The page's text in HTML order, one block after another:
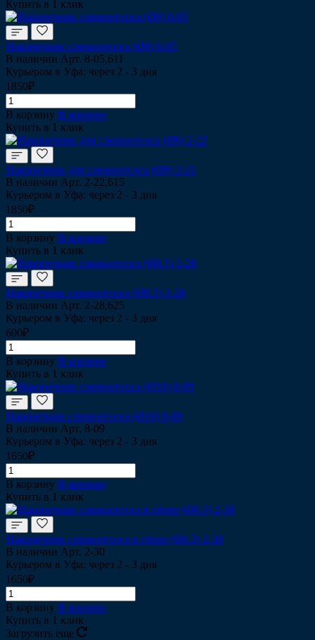
Купить в 1 клик
Наконечник слюноотсоса (Ø8) 8-05
В наличии Арт. 8-05,611
Курьером в Уфа: через 2 - 3 дня
1850₽
В корзину В корзине
Купить в 1 клик
Наконечник для слюноотсоса (Ø8) 2-22
В наличии Арт. 2-22,615
Курьером в Уфа: через 2 - 3 дня
1850₽
В корзину В корзине
Купить в 1 клик
Наконечник слюноотсоса (Ø8.5) 2-28
В наличии Арт. 2-28,625
Курьером в Уфа: через 2 - 3 дня
600₽
В корзину В корзине
Купить в 1 клик
Наконечник слюноотсоса (Ø10) 8-09
В наличии Арт. 8-09
Курьером в Уфа: через 2 - 3 дня
1650₽
В корзину В корзине
Купить в 1 клик
Наконечник слюноотсоса в сборе (Ø6.3) 2-30
В наличии Арт. 2-30
Курьером в Уфа: через 2 - 3 дня
1650₽
В корзину В корзине
Купить в 1 клик
Загрузить еще